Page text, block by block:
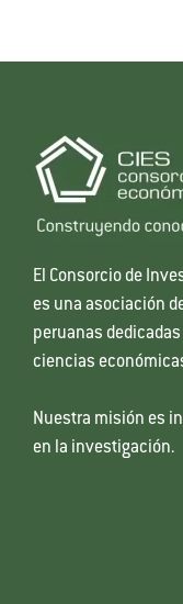
El Consorcio de
es una asociación
peruanas
ciencias
Nuestra misión es
en la investigación.